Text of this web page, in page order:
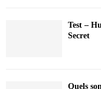
Test –
Secret
Quels